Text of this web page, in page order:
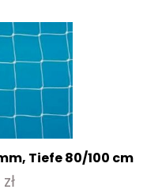
Tiefe 80/100 cm